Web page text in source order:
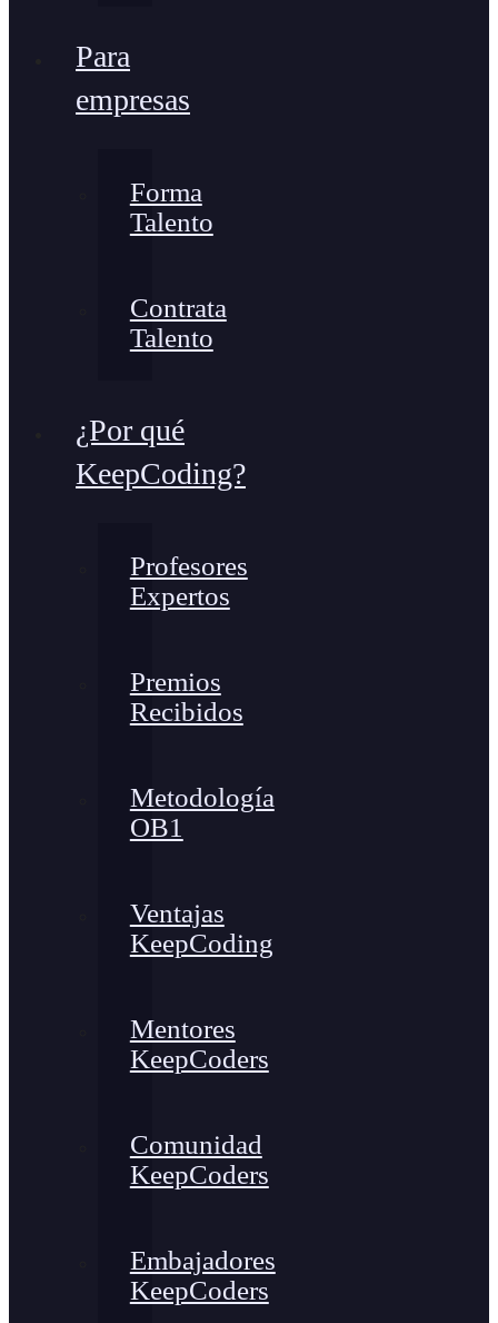
Para
empresas
Forma
Talento
Contrata
Talento
¿Por qué
KeepCoding?
Profesores
Expertos
Premios
Recibidos
Metodología
OB1
Ventajas
KeepCoding
Mentores
KeepCoders
Comunidad
KeepCoders
Embajadores
KeepCoders